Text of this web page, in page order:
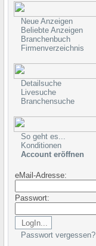
Neue Anzeigen
Beliebte Anzeigen
Branchenbuch
Firmenverzeichnis
Detailsuche
Livesuche
Branchensuche
So geht es...
Konditionen
Account eröffnen
eMail-Adresse:
Passwort:
Passwort vergessen?